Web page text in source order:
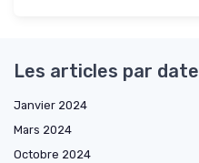
Les articles par date
Janvier 2024
Mars 2024
Octobre 2024